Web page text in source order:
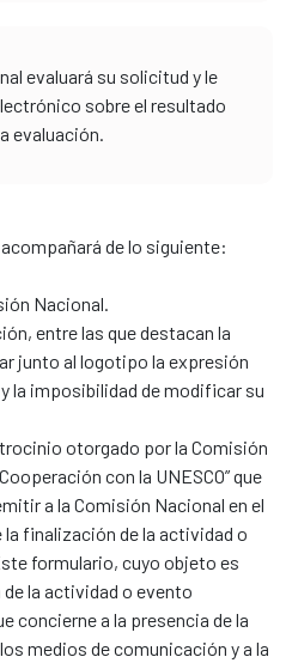
evaluará su solicitud y le
sobre el resultado
evaluación.
de lo siguiente:
Nacional.
entre las que destacan la
junto al logotipo la expresión
y la imposibilidad de modificar su
otorgado por la Comisión
con la UNESCO” que
a la Comisión Nacional en el
la finalización de la actividad o
formulario, cuyo objeto es
la actividad o evento
concierne a la presencia de la
medios de comunicación y a la